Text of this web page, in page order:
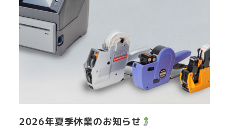
2026年夏季休業のお知らせ